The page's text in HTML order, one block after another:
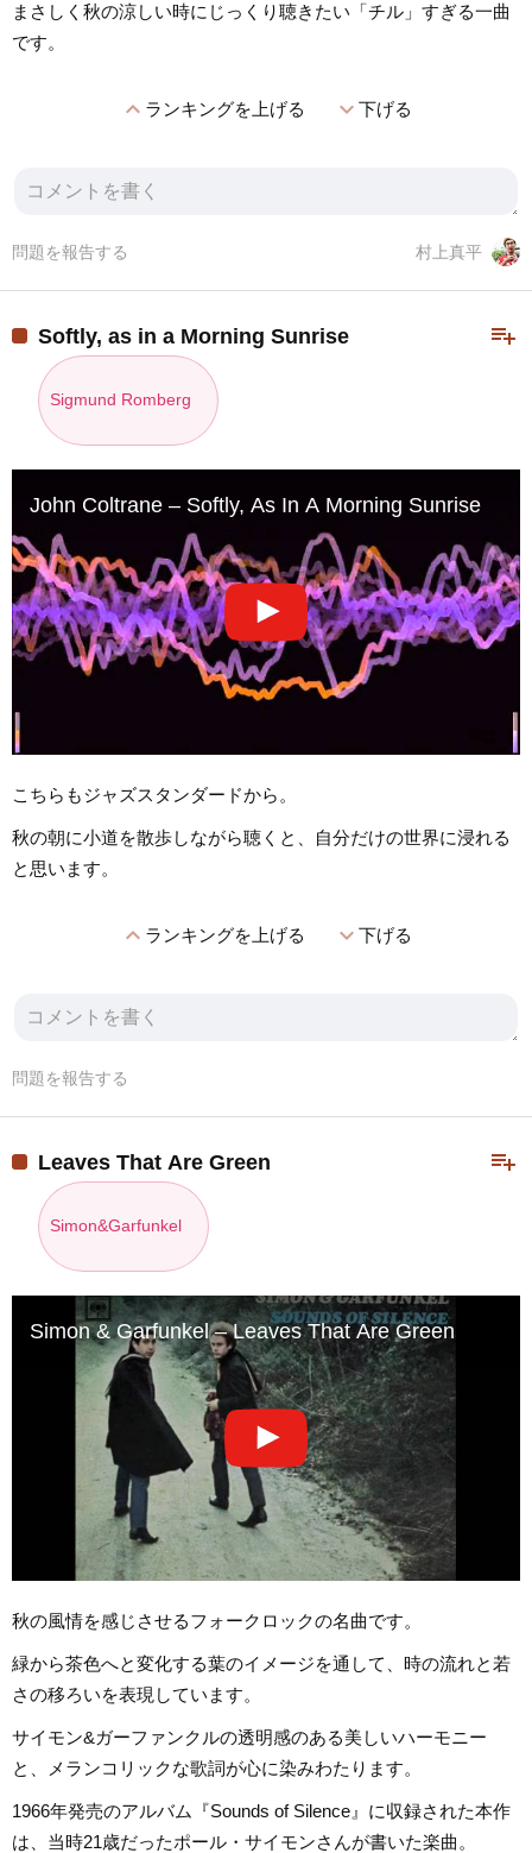
まさしく秋の涼しい時にじっくり聴きたい「チル」すぎる一曲
です。
expand_lessランキングを上げる expand_more下げる
村上真平
問題を報告する
playlist_add
Softly, as in a Morning Sunrise
Sigmund Romberg
John Coltrane – Softly, As In A Morning Sunrise
こちらもジャズスタンダードから。
秋の朝に小道を散歩しながら聴くと、自分だけの世界に浸れる
と思います。
expand_lessランキングを上げる expand_more下げる
問題を報告する
playlist_add
Leaves That Are Green
Simon&Garfunkel
Simon & Garfunkel – Leaves That Are Green
秋の風情を感じさせるフォークロックの名曲です。
緑から茶色へと変化する葉のイメージを通して、時の流れと若
さの移ろいを表現しています。
サイモン&ガーファンクルの透明感のある美しいハーモニー
と、メランコリックな歌詞が心に染みわたります。
1966年発売のアルバム『Sounds of Silence』に収録された本作
は、当時21歳だったポール・サイモンさんが書いた楽曲。